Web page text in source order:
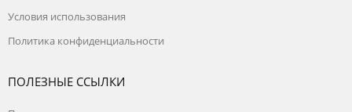
Условия использования
Политика конфиденциальности
ПОЛЕЗНЫЕ ССЫЛКИ